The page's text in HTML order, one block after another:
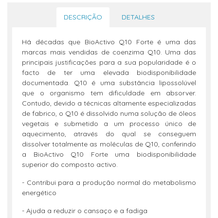
DESCRIÇÃO DETALHES
Há décadas que BioActivo Q10 Forte é uma das
marcas mais vendidas de coenzima Q10. Uma das
principais justificações para a sua popularidade é o
facto de ter uma elevada biodisponibilidade
documentada. Q10 é uma substância lipossolúvel
que o organismo tem dificuldade em absorver.
Contudo, devido a técnicas altamente especializadas
de fabrico, o Q10 é dissolvido numa solução de óleos
vegetais e submetido a um processo único de
aquecimento, através do qual se conseguem
dissolver totalmente as moléculas de Q10, conferindo
a BioActivo Q10 Forte uma biodisponibilidade
superior do composto activo.
- Contribui para a produção normal do metabolismo
energético
- Ajuda a reduzir o cansaço e a fadiga